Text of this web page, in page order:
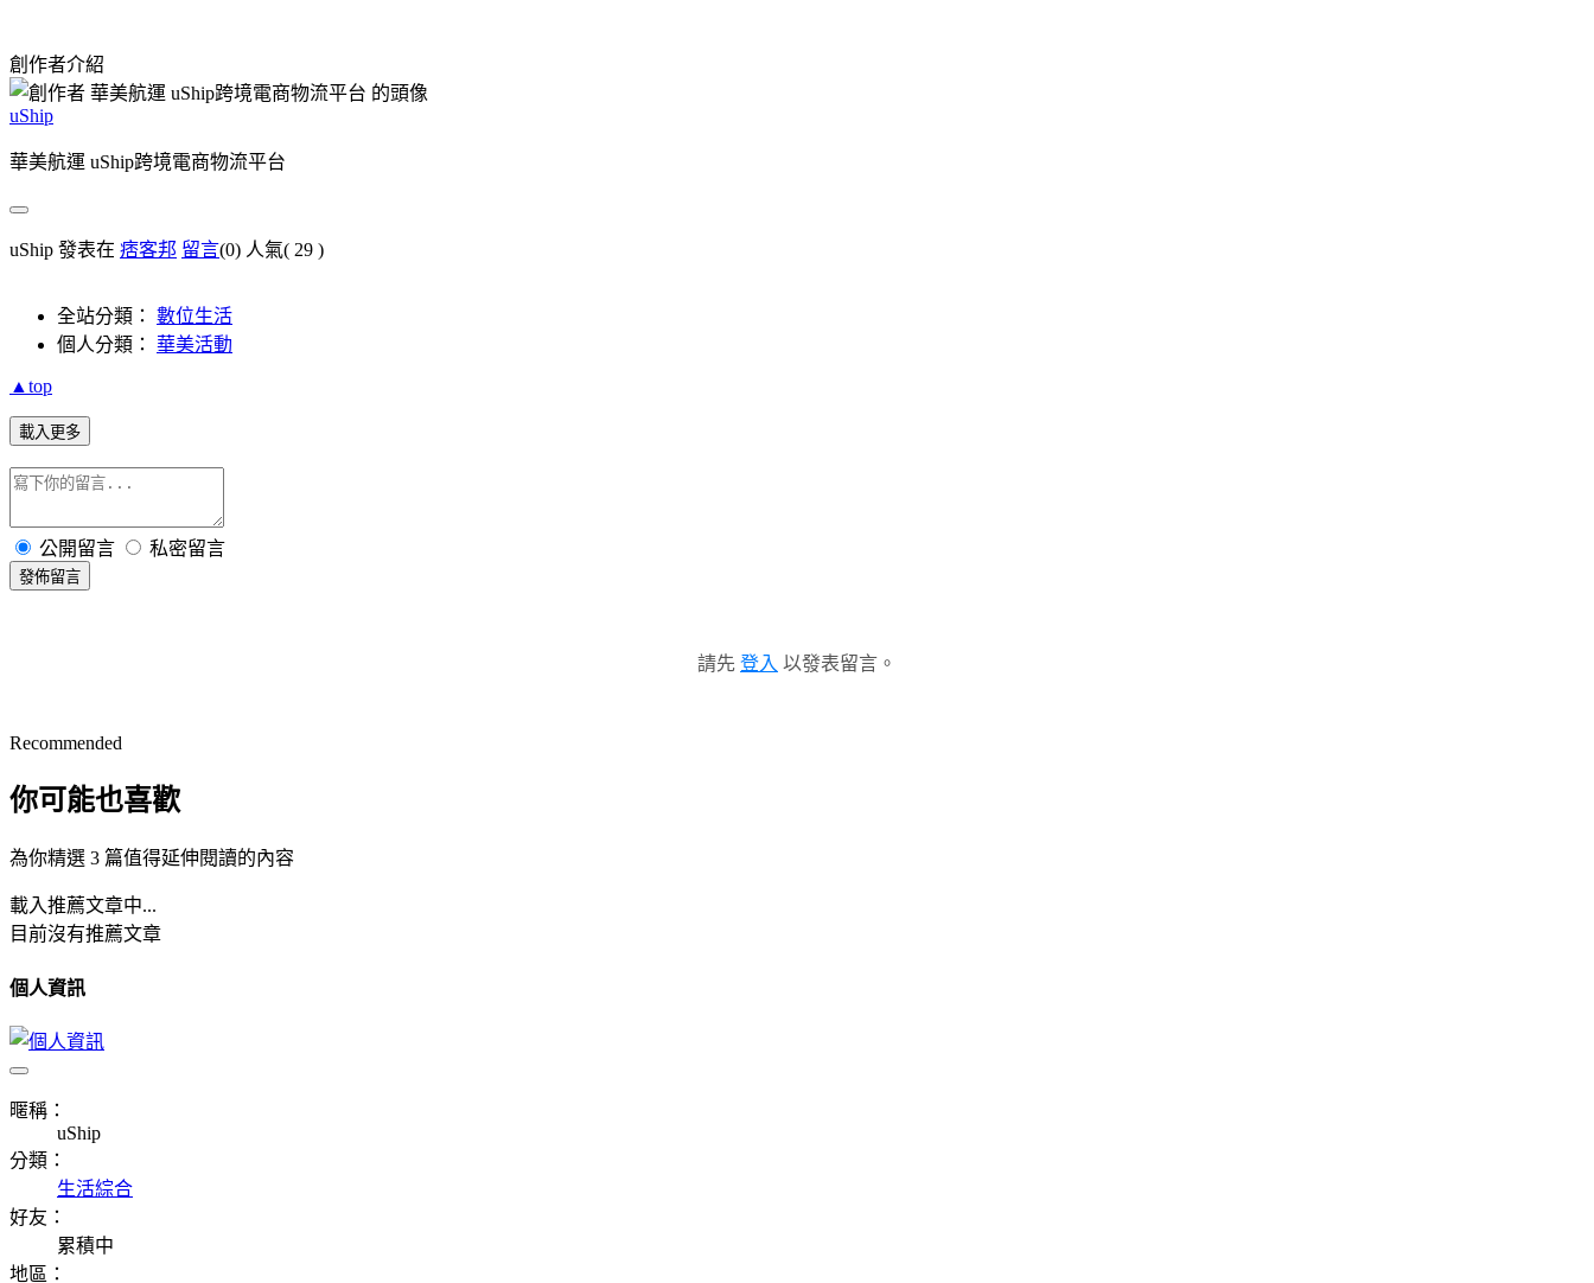
創作者介紹
uShip
華美航運 uShip跨境電商物流平台
uShip 發表在 痞客邦 留言(0) 人氣( 29 )
全站分類： 數位生活
個人分類： 華美活動
▲top
載入更多
公開留言 私密留言
發佈留言
請先 登入 以發表留言。
Recommended
你可能也喜歡
為你精選 3 篇值得延伸閱讀的內容
載入推薦文章中...
目前沒有推薦文章
個人資訊
暱稱：
uShip
分類：
生活綜合
好友：
累積中
地區：